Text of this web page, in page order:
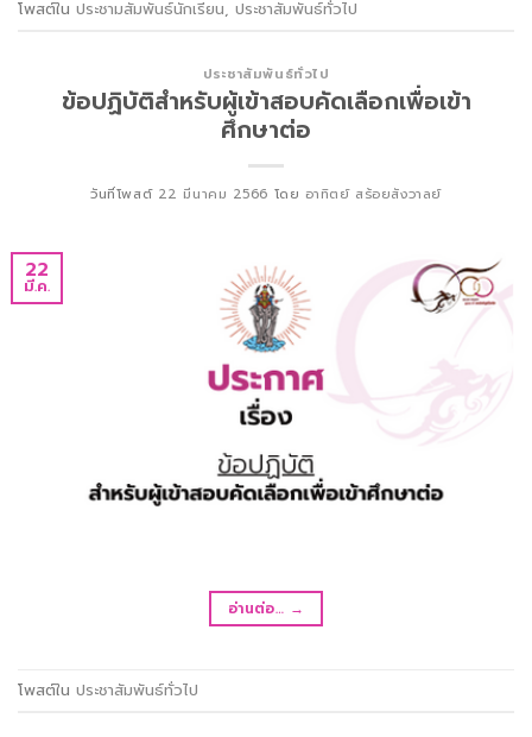
โพสต์ใน ประชามสัมพันธ์นักเรียน ประชาสัมพันธ์ทั่วไป
ประชาสัมพันธ์ทั่วไป
ข้อปฏิบัติสำหรับผู้เข้าสอบคัดเลือกเพื่อเข้า
ศึกษาต่อ
วันที่โพสต์ 22 มีนาคม 2566 โดย อาทิตย์ สร้อยสังวาลย์
22
มี.ค.
อ่านต่อ… →
โพสต์ใน ประชาสัมพันธ์ทั่วไป